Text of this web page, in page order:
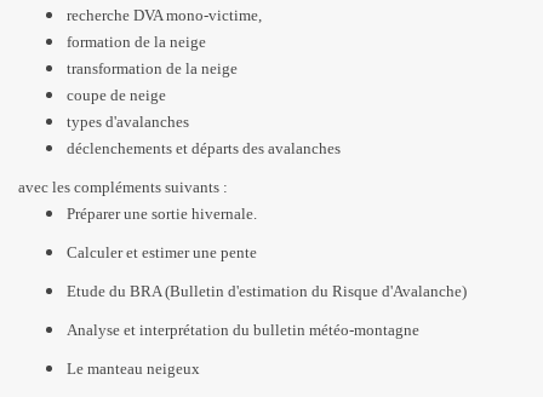
recherche DVA mono-victime,
formation de la neige
transformation de la neige
coupe de neige
types d'avalanches
déclenchements et départs des avalanches
avec les compléments suivants :
Préparer une sortie hivernale.
Calculer et estimer une pente
Etude du BRA (Bulletin d'estimation du Risque d'Avalanche)
Analyse et interprétation du bulletin météo-montagne
Le manteau neigeux